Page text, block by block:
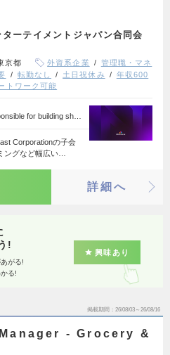
ーテイメントジャパン合同会
京都 外資系企業
管理職・マネ
転勤なし 土日祝休み
年収600
トワーク可能
for building sh…
Corporationの子会
ングなど幅広い…
詳細へ
!
がる!
る!
興味あり
掲載期間 26/08/03～26/08/16
- Grocery &